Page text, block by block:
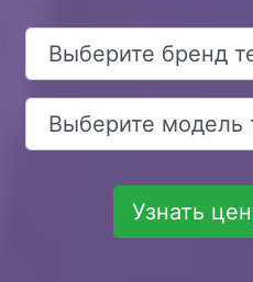
Узнать